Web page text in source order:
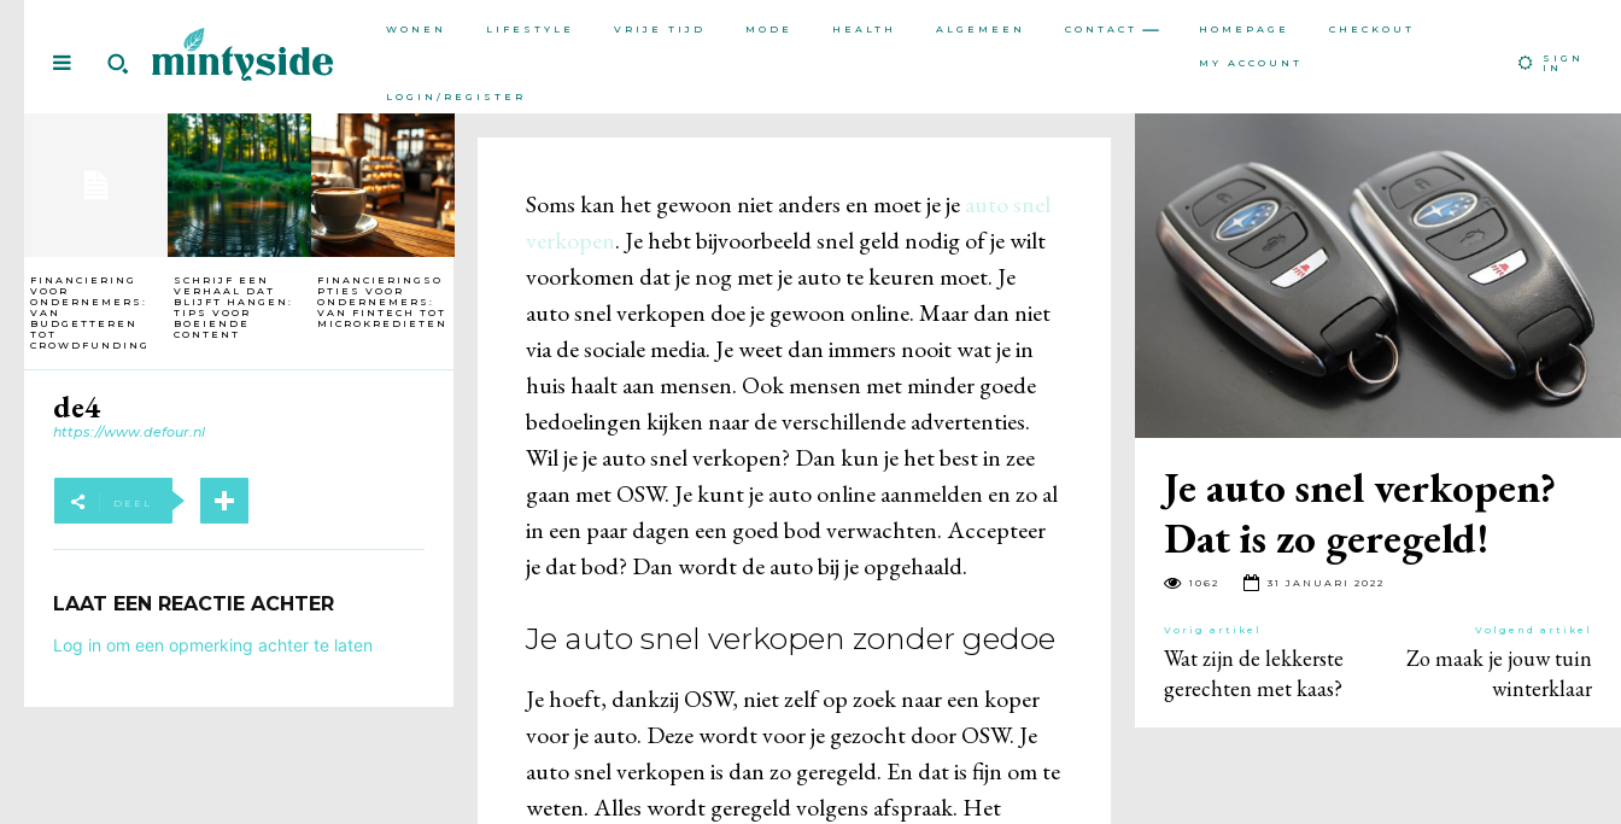
WONEN LIFESTYLE VRIJE TIJD MODE HEALTH ALGEMEEN CONTACT HOMEPAGE CHECKOUT
MY ACCOUNT
LOGIN/REGISTER
SIGN
IN
FINANCIERING
VOOR
ONDERNEMERS:
VAN
BUDGETTEREN
TOT
CROWDFUNDING
SCHRIJF EEN
VERHAAL DAT
BLIJFT HANGEN:
TIPS VOOR
BOEIENDE
CONTENT
FINANCIERINGSO
PTIES VOOR
ONDERNEMERS:
VAN FINTECH TOT
MICROKREDIETEN
de4
https://www.defour.nl
DEEL
LAAT EEN REACTIE ACHTER
Log in om een opmerking achter te laten
Soms kan het gewoon niet anders en moet je jeauto snel
verkopen. Je hebt bijvoorbeeld snel geld nodig of je wilt
voorkomen dat je nog met je auto te keuren moet. Je
auto snel verkopen doe je gewoon online. Maar dan niet
via de sociale media. Je weet dan immers nooit wat je in
huis haalt aan mensen. Ook mensen met minder goede
bedoelingen kijken naar de verschillende advertenties.
Wil je je auto snel verkopen? Dan kun je het best in zee
gaan met OSW. Je kunt je auto online aanmelden en zo al
in een paar dagen een goed bod verwachten. Accepteer
je dat bod? Dan wordt de auto bij je opgehaald.
Je auto snel verkopen zonder gedoe
Je hoeft, dankzij OSW, niet zelf op zoek naar een koper
voor je auto. Deze wordt voor je gezocht door OSW. Je
auto snel verkopen is dan zo geregeld. En dat is fijn om te
weten. Alles wordt geregeld volgens afspraak. Het
Je auto snel verkopen?
Dat is zo geregeld!
1062 31 JANUARI 2022
Vorig artikel
Wat zijn de lekkerste
gerechten met kaas?
Volgend artikel
Zo maak je jouw tuin
winterklaar